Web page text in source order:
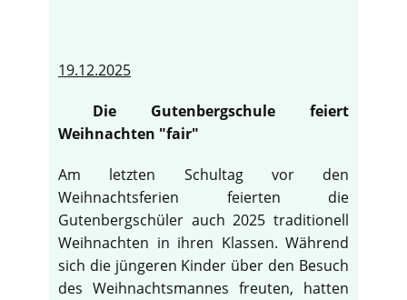
19.12.2025
Die Gutenbergschule feiert
Weihnachten "fair"
Am letzten Schultag vor den
Weihnachtsferien feierten die
Gutenbergschüler auch 2025 traditionell
Weihnachten in ihren Klassen. Während
sich die jüngeren Kinder über den Besuch
des Weihnachtsmannes freuten, hatten